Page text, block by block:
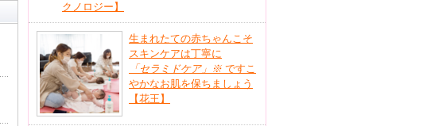
クノロジー】
生まれたての赤ちゃんこそ
スキンケアは丁寧に
「セラミドケア」 ※ ですこ
やかなお肌を保ちましょう
【花王】